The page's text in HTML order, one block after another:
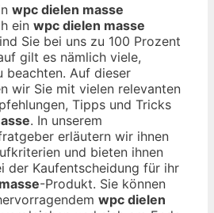
wpc dielen masse
ein wpc dielen masse
Sie bei uns zu 100 Prozent
gilt es nämlich viele,
beachten. Auf dieser
wir Sie mit vielen relevanten
Tipps und Tricks
. In unserem
erläutern wir ihnen
und bieten ihnen
der Kaufentscheidung für ihr
-Produkt. Sie können
wpc dielen